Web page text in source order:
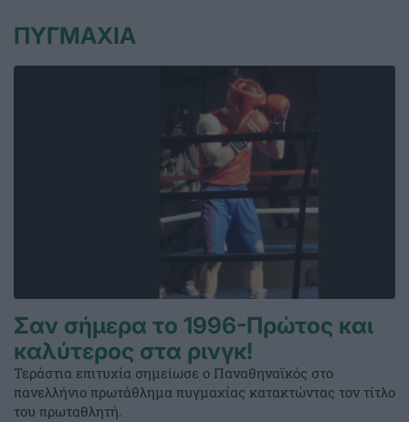
ΠΥΓΜΑΧΙΑ
Σαν σήμερα το 1996-Πρώτος και
καλύτερος στα ρινγκ!
Τεράστια επιτυχία σημείωσε ο Παναθηναϊκός στο
πανελλήνιο πρωτάθλημα πυγμαχίας κατακτώντας τον τίτλο
του πρωταθλητή.